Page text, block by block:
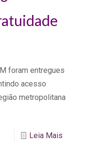
foram entregues
acesso
metropolitana
Leia Mais